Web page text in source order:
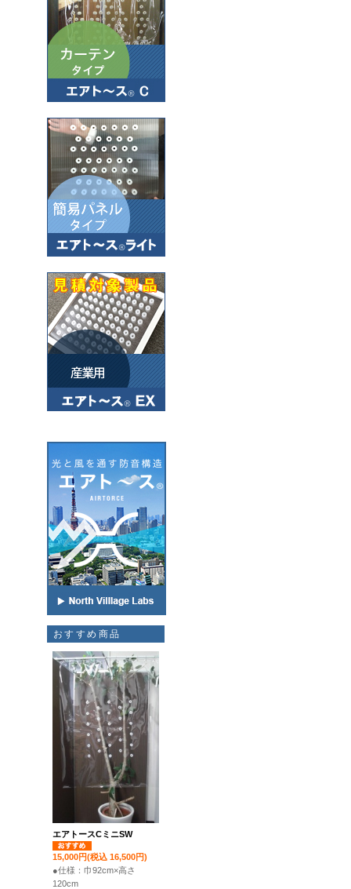
おすすめ商品
エアトースCミニSW
15,000円(税込 16,500円)
●仕様：巾92cm×高さ
120cm